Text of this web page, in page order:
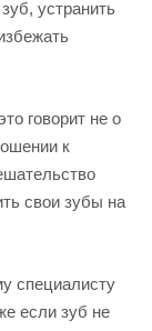
устранить
говорит не о
к
свои зубы на
специалисту
если зуб не